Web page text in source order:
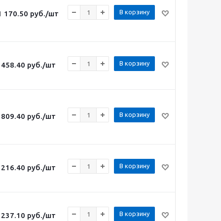
170.50 руб./шт В корзину
458.40 руб./шт В корзину
809.40 руб./шт В корзину
216.40 руб./шт В корзину
237.10 руб./шт В корзину